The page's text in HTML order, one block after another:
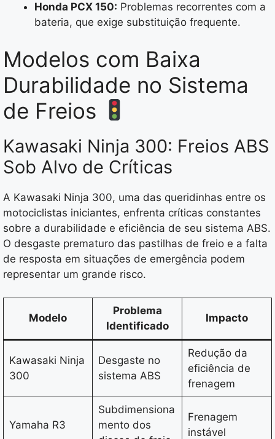
Honda PCX 150: Problemas recorrentes com a
bateria, que exige substituição frequente.
Modelos com Baixa
Durabilidade no Sistema
de Freios
Kawasaki Ninja 300: Freios ABS
Sob Alvo de Críticas
A Kawasaki Ninja 300, uma das queridinhas entre os
motociclistas iniciantes, enfrenta críticas constantes
sobre a durabilidade e eficiência de seu sistema ABS.
O desgaste prematuro das pastilhas de freio e a falta
de resposta em situações de emergência podem
representar um grande risco.
Modelo
Problema
Identificado
Impacto
Kawasaki Ninja
300
Desgaste no
sistema ABS
Redução da
eficiência de
frenagem
Yamaha R3
Subdimensiona
mento dos
Frenagem
instável